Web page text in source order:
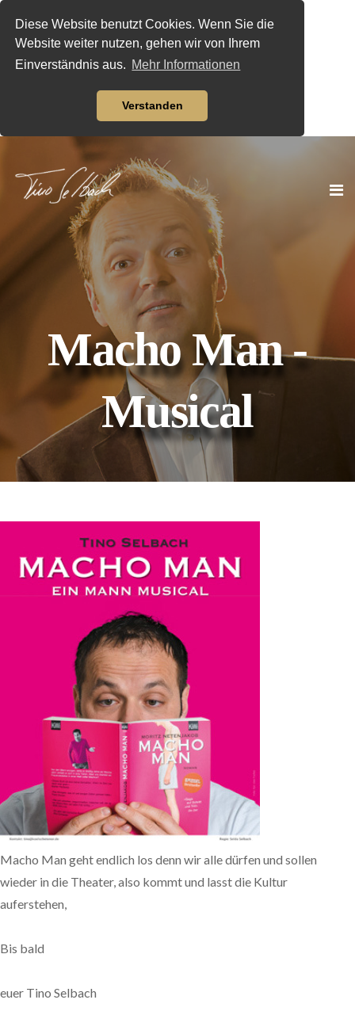
Diese Website benutzt Cookies. Wenn Sie die
Website weiter nutzen, gehen wir von Ihrem
Einverständnis aus. Mehr Informationen
Verstanden
Macho Man -
Musical
Macho Man geht endlich los denn wir alle dürfen und sollen
wieder in die Theater, also kommt und lasst die Kultur
auferstehen,
Bis bald
euer Tino Selbach